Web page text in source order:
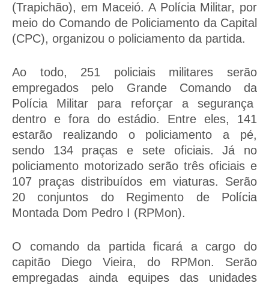
(Trapichão), em Maceió. A Polícia Militar, por
meio do Comando de Policiamento da Capital
(CPC), organizou o policiamento da partida.
Ao todo, 251 policiais militares serão
empregados pelo Grande Comando da
Polícia Militar para reforçar a segurança
dentro e fora do estádio. Entre eles, 141
estarão realizando o policiamento a pé,
sendo 134 praças e sete oficiais. Já no
policiamento motorizado serão três oficiais e
107 praças distribuídos em viaturas. Serão
20 conjuntos do Regimento de Polícia
Montada Dom Pedro I (RPMon).
O comando da partida ficará a cargo do
capitão Diego Vieira, do RPMon. Serão
empregadas ainda equipes das unidades